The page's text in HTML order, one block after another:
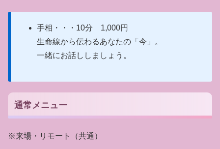
手相・・・10分 1,000円
生命線から伝わるあなたの「今」。
一緒にお話ししましょう。
通常メニュー
※来場・リモート（共通）